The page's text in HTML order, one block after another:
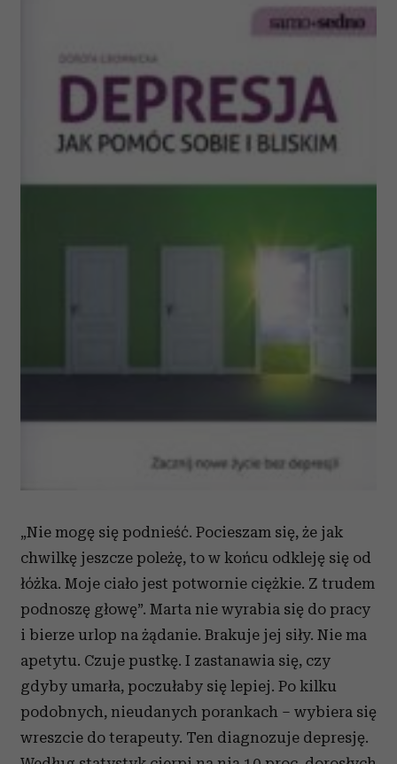
„Nie mogę się podnieść. Pocieszam się, że jak
chwilkę jeszcze poleżę, to w końcu odkleję się od
łóżka. Moje ciało jest potwornie ciężkie. Z trudem
podnoszę głowę”. Marta nie wyrabia się do pracy
i bierze urlop na żądanie. Brakuje jej siły. Nie ma
apetytu. Czuje pustkę. I zastanawia się, czy
gdyby umarła, poczułaby się lepiej. Po kilku
podobnych, nieudanych porankach – wybiera się
wreszcie do terapeuty. Ten diagnozuje depresję.